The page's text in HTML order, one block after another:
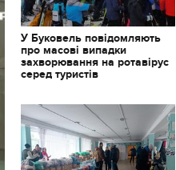
У Буковель повідомляють
про масові випадки
захворювання на ротавірус
серед туристів
Часи Русі: як виглядають
декорації до фільму "Сторожова
застава"